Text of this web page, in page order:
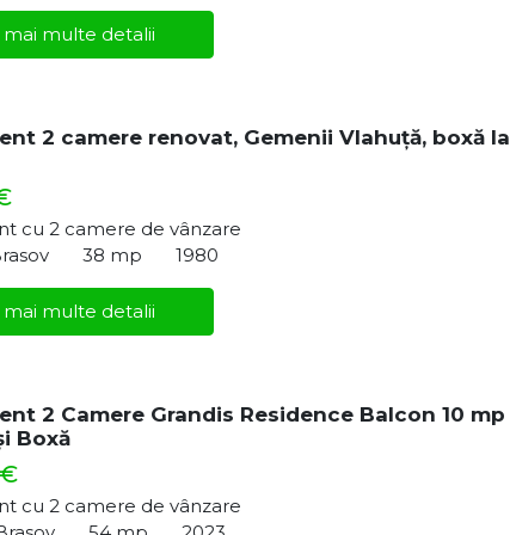
mai multe detalii
2 camere renovat, Gemenii Vlahuță, boxă la
cu 2 camere de vânzare
38 mp 1980
mai multe detalii
2 Camere Grandis Residence Balcon 10 mp
Boxă
cu 2 camere de vânzare